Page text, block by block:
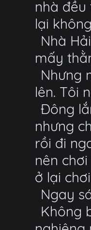
nhà đều
lại
Nhà
mấy
Nhưng
lên. Tôi
Đông
nhưng
rồi đi
nên
ở lại
Ngay
Không